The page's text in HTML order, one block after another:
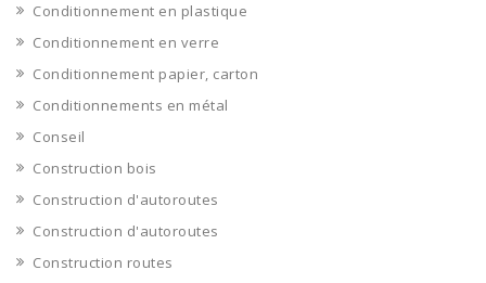
Conditionnement en plastique
Conditionnement en verre
Conditionnement papier, carton
Conditionnements en métal
Conseil
Construction bois
Construction d'autoroutes
Construction d'autoroutes
Construction routes